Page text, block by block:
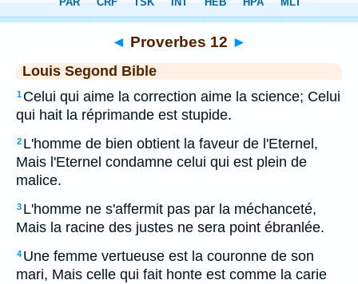
> Proverbes 12
◄ Proverbes 12 ►
Louis Segond Bible
1 Celui qui aime la correction aime la science; Celui
qui hait la réprimande est stupide.
2 L'homme de bien obtient la faveur de l'Eternel,
Mais l'Eternel condamne celui qui est plein de
malice.
3 L'homme ne s'affermit pas par la méchanceté,
Mais la racine des justes ne sera point ébranlée.
4 Une femme vertueuse est la couronne de son
mari, Mais celle qui fait honte est comme la carie